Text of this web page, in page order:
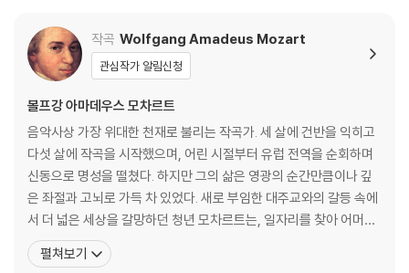
작곡 Wolfgang Amadeus Mozart
관심작가 알림신청
볼프강 아마데우스 모차르트
음악사상 가장 위대한 천재로 불리는 작곡가. 세 살에 건반을 익히고
다섯 살에 작곡을 시작했으며, 어린 시절부터 유럽 전역을 순회하며
신동으로 명성을 떨쳤다. 하지만 그의 삶은 영광의 순간만큼이나 깊
은 좌절과 고뇌로 가득 차 있었다. 새로 부임한 대주교와의 갈등 속에
서 더 넓은 세상을 갈망하던 청년 모차르트는, 일자리를 찾아 어머니
와 함께 만하임과 파리로 긴 여행을 떠난다. 그러나 그를 기다리고 있
던 것은 첫사랑의 배신과, 낯선 도시 파리에서 마주한 어머니의 비극
펼쳐보기